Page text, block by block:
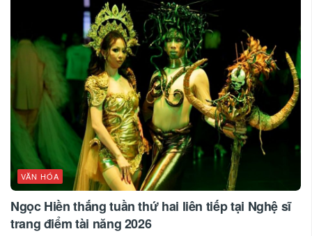
VĂN HÓA
Ngọc Hiền thắng tuần thứ hai liên tiếp tại Nghệ sĩ
trang điểm tài năng 2026